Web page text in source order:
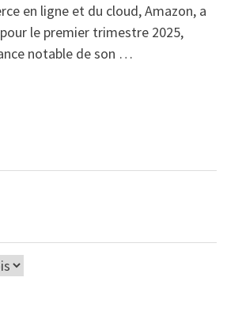
en ligne et du cloud, Amazon, a
le premier trimestre 2025,
notable de son …